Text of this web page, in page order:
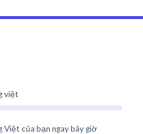
việt
Việt của bạn ngay bây giờ